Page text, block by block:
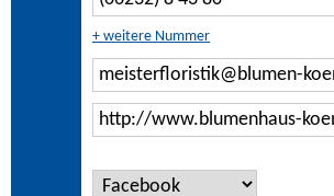
+ weitere Nummer